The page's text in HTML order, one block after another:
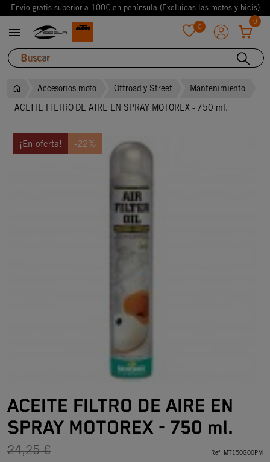
Envio gratis superior a 100€ en península (Excluidas las motos y bicis)
 0
0
Accesorios moto Offroad y Street
Mantenimiento
ACEITE FILTRO DE AIRE EN SPRAY MOTOREX - 750 ml.
¡En oferta! -22%
ACEITE FILTRO DE AIRE EN
SPRAY MOTOREX - 750 ml.
24,25 € Ref: MT150G00PM